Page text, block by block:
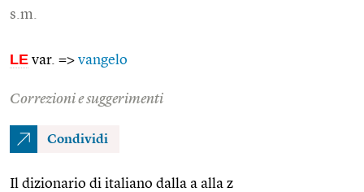
s.m.
LE var. => vangelo
Correzioni e suggerimenti
Condividi
Il dizionario di italiano dalla a alla z